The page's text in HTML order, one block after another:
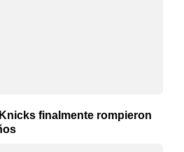
finalmente rompieron